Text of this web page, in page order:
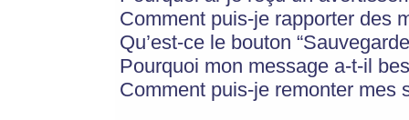
Comment puis-je rapporter des
Qu’est-ce le bouton
Pourquoi mon message a-t-il
Comment puis-je remonter mes